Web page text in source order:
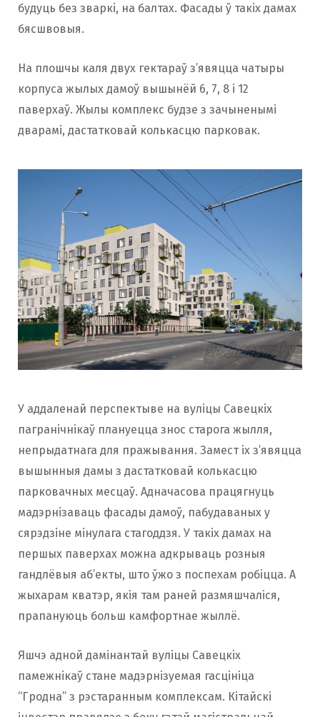
будуць без зваркі, на балтах. Фасады ў такіх дамах
бясшвовыя.
На плошчы каля двух гектараў з’явяцца чатыры
корпуса жылых дамоў вышынёй 6, 7, 8 і 12
паверхаў. Жылы комплекс будзе з зачыненымі
дварамі, дастатковай колькасцю парковак.
У аддаленай перспектыве на вуліцы Савецкіх
пагранічнікаў плануецца знос старога жылля,
непрыдатнага для пражывання. Замест іх з’явяцца
вышынныя дамы з дастатковай колькасцю
парковачных месцаў. Адначасова працягнуць
мадэрнізаваць фасады дамоў, пабудаваных у
сярэдзіне мінулага стагоддзя. У такіх дамах на
першых паверхах можна адкрываць розныя
гандлёвыя аб’екты, што ўжо з поспехам робіцца. А
жыхарам кватэр, якія там раней размяшчаліся,
прапануюць больш камфортнае жыллё.
Яшчэ адной дамінантай вуліцы Савецкіх
памежнікаў стане мадэрнізуемая гасцініца
“Гродна” з рэстаранным комплексам. Кітайскі